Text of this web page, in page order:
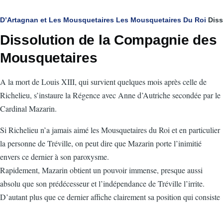
Fil
d'Ariane
D’Artagnan et Les Mousquetaires Les Mousquetaires Du Roi
Dissolution de la Compagnie des
Mousquetaires
A la mort de Louis XIII, qui survient quelques mois après celle de
Richelieu, s’instaure la Régence avec Anne d’Autriche secondée par le
Cardinal Mazarin.
Si Richelieu n’a jamais aimé les Mousquetaires du Roi et en particulier
la personne de Tréville, on peut dire que Mazarin porte l’inimitié
envers ce dernier à son paroxysme.
Rapidement, Mazarin obtient un pouvoir immense, presque aussi
absolu que son prédécesseur et l’indépendance de Tréville l’irrite.
D’autant plus que ce dernier affiche clairement sa position qui consiste